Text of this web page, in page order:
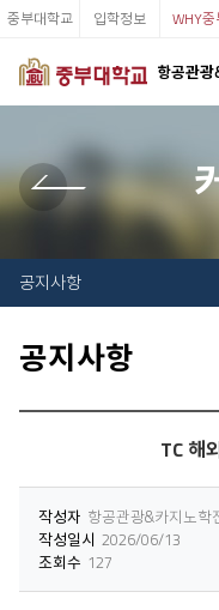
항공관
중부대학교 입학정보 WHY
공지사항
공지사항
TC 해
작성자 항공관광&카지노학
작성일시 2026/06/13
조회수 127